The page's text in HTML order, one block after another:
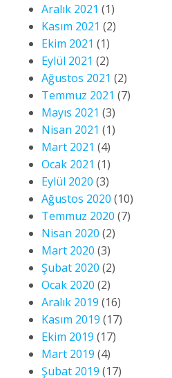
Aralık 2021 (1)
Kasım 2021 (2)
Ekim 2021 (1)
Eylül 2021 (2)
Ağustos 2021 (2)
Temmuz 2021 (7)
Mayıs 2021 (3)
Nisan 2021 (1)
Mart 2021 (4)
Ocak 2021 (1)
Eylül 2020 (3)
Ağustos 2020 (10)
Temmuz 2020 (7)
Nisan 2020 (2)
Mart 2020 (3)
Şubat 2020 (2)
Ocak 2020 (2)
Aralık 2019 (16)
Kasım 2019 (17)
Ekim 2019 (17)
Mart 2019 (4)
Şubat 2019 (17)